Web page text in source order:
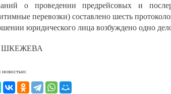
о проведении предрейсовых и
перевозки) составлено шесть
юридического лица возбуждено одно
ШКЕЖЕВА
новостью: